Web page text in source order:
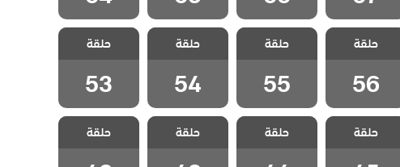
مسلسل شارع
السلام الحلقة
56
حلقة
56
مسلسل شارع
السلام الحلقة
55
حلقة
55
مسلسل شارع
السلام الحلقة
54
حلقة
54
مسلسل شارع
السلام الحلقة
53
حلقة
53
مسلسل شارع
السلام الحلقة
45
حلقة
مسلسل شارع
السلام الحلقة
44
حلقة
مسلسل شارع
السلام الحلقة
43
حلقة
مسلسل شارع
السلام الحلقة
42
حلقة